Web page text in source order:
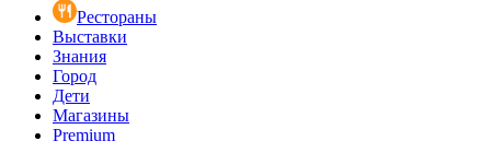
Рестораны
Выставки
Знания
Город
Дети
Магазины
Premium